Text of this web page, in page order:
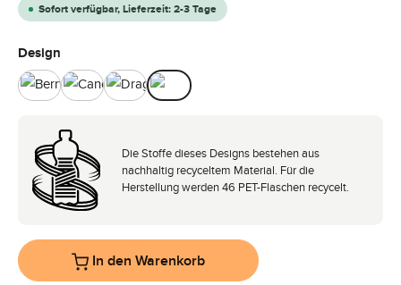
Sofort verfügbar, Lieferzeit: 2-3 Tage
Design
Berry Candy DragonMarron
Die Stoffe dieses Designs bestehen aus
nachhaltig recyceltem Material. Für die
Herstellung werden 46 PET-Flaschen recycelt.
In den Warenkorb